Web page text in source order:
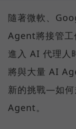
隨著微軟、
Agent將接管工
進入 AI 代理人
將與大量 AI
新的挑戰—如何
Agent。